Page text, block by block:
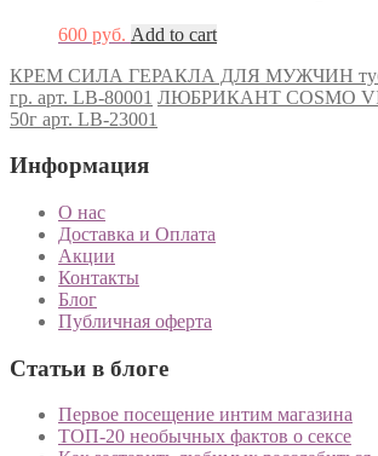
600 руб. Add to cart
КРЕМ СИЛА ГЕРАКЛА ДЛЯ МУЖЧИН туб
гр. арт. LB-80001 ЛЮБРИКАНТ COSMO
50г арт. LB-23001
Информация
О нас
Доставка и Оплата
Акции
Контакты
Блог
Публичная оферта
Статьи в блоге
Первое посещение интим магазина
ТОП-20 необычных фактов о сексе